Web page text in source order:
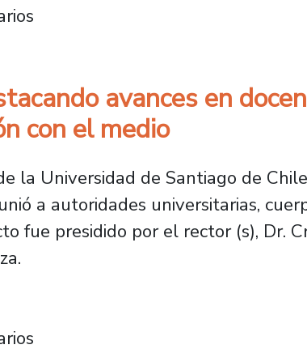
en el Informe de Estadísticas
avances en
con el medio
la Universidad de Santiago de
a autoridades universitarias,
fue presidido por el rector (s), Dr.
avances en docencia,